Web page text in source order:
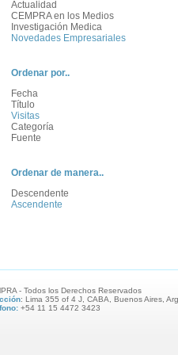
Actualidad
CEMPRA en los Medios
Investigación Medica
Novedades Empresariales
Ordenar por..
Fecha
Título
Visitas
Categoría
Fuente
Ordenar de manera..
Descendente
Ascendente
- Todos los Derechos Reservados
: Lima 355 of 4 J, CABA, Buenos Aires,
+54 11 15 4472 3423